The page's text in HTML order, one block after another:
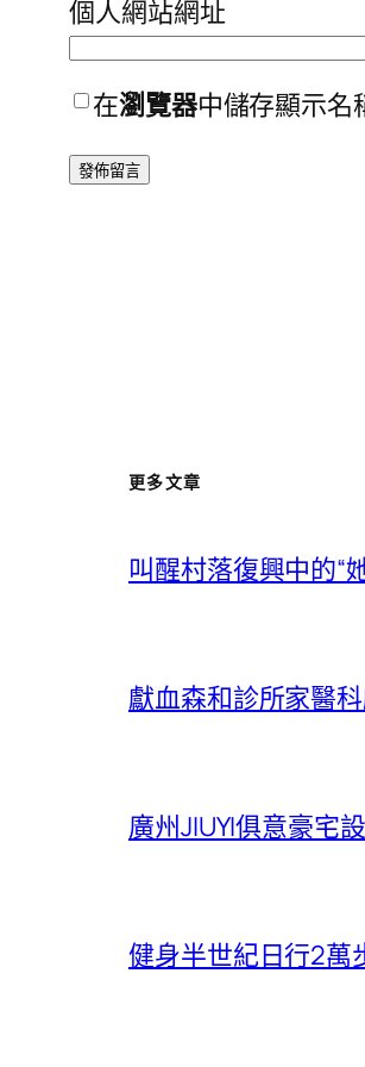
個人網站網址
在瀏覽器中儲存顯示名
更多文章
叫醒村落復興中的“
獻血森和診所家醫
廣州JIUYI俱意豪宅
健身半世紀日行2萬